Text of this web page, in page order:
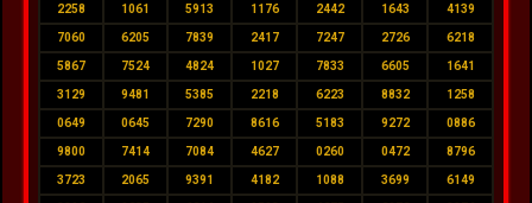
2258 1061 5913 1176 2442 1643 4139
7060 6205 7839 2417 7247 2726 6218
5867 7524 4824 1027 7833 6605 1641
3129 9481 5385 2218 6223 8832 1258
0649 0645 7290 8616 5183 9272 0886
9800 7414 7084 4627 0260 0472 8796
3723 2065 9391 4182 1088 3699 6149